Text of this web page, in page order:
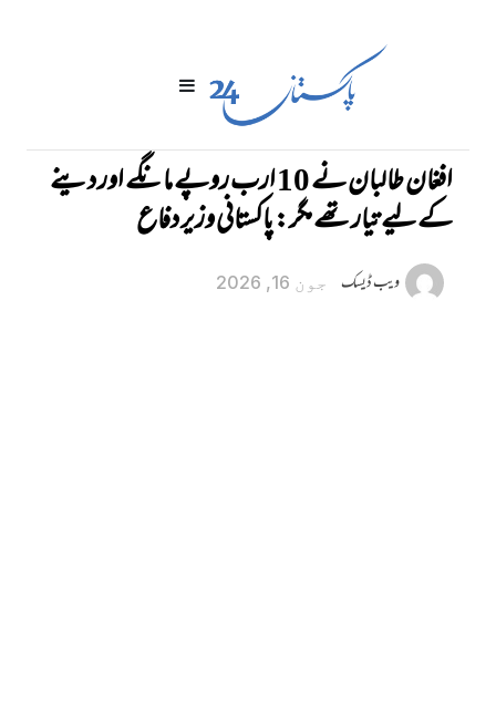
افغان طالبان نے 10 ارب روپے مانگے اور دینے
کے لیے تیار تھے مگر: پاکستانی وزیر دفاع
ویب ڈیسک جون 16, 2026